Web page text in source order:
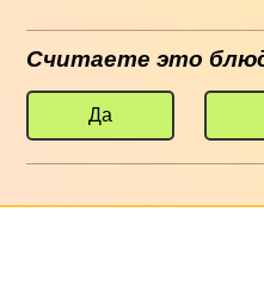
Считаете это
Да